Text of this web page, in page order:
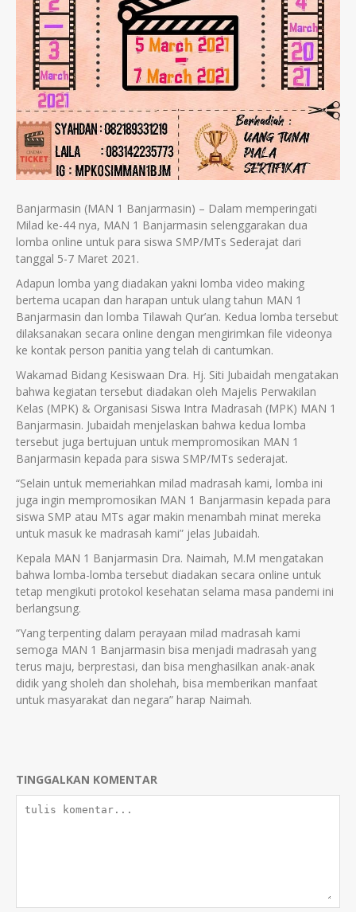
Banjarmasin (MAN 1 Banjarmasin) – Dalam memperingati
Milad ke-44 nya, MAN 1 Banjarmasin selenggarakan dua
lomba online untuk para siswa SMP/MTs Sederajat dari
tanggal 5-7 Maret 2021.
Adapun lomba yang diadakan yakni lomba video making
bertema ucapan dan harapan untuk ulang tahun MAN 1
Banjarmasin dan lomba Tilawah Qur’an. Kedua lomba tersebut
dilaksanakan secara online dengan mengirimkan file videonya
ke kontak person panitia yang telah di cantumkan.
Wakamad Bidang Kesiswaan Dra. Hj. Siti Jubaidah mengatakan
bahwa kegiatan tersebut diadakan oleh Majelis Perwakilan
Kelas (MPK) & Organisasi Siswa Intra Madrasah (MPK) MAN 1
Banjarmasin. Jubaidah menjelaskan bahwa kedua lomba
tersebut juga bertujuan untuk mempromosikan MAN 1
Banjarmasin kepada para siswa SMP/MTs sederajat.
“Selain untuk memeriahkan milad madrasah kami, lomba ini
juga ingin mempromosikan MAN 1 Banjarmasin kepada para
siswa SMP atau MTs agar makin menambah minat mereka
untuk masuk ke madrasah kami” jelas Jubaidah.
Kepala MAN 1 Banjarmasin Dra. Naimah, M.M mengatakan
bahwa lomba-lomba tersebut diadakan secara online untuk
tetap mengikuti protokol kesehatan selama masa pandemi ini
berlangsung.
“Yang terpenting dalam perayaan milad madrasah kami
semoga MAN 1 Banjarmasin bisa menjadi madrasah yang
terus maju, berprestasi, dan bisa menghasilkan anak-anak
didik yang sholeh dan sholehah, bisa memberikan manfaat
untuk masyarakat dan negara” harap Naimah.
TINGGALKAN KOMENTAR